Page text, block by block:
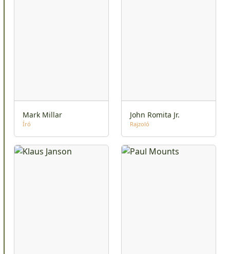
Mark Millar
Író
John Romita Jr.
Rajzoló